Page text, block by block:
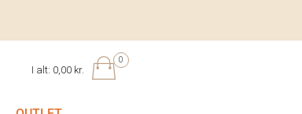
0
I alt: 0,00 kr.